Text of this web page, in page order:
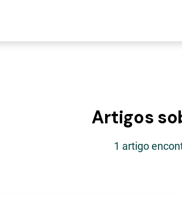
Artigos
1 artigo